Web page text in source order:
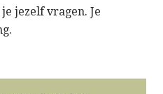
jezelf vragen. Je